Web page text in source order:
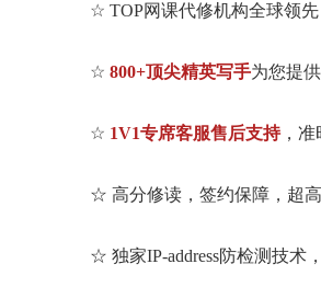
☆ TOP网课代修机构全球领先
☆ 800+顶尖精英写手为您提
☆ 1V1专席客服售后支持，准
☆ 高分修读，签约保障，超高
☆ 独家IP-address防检测技术